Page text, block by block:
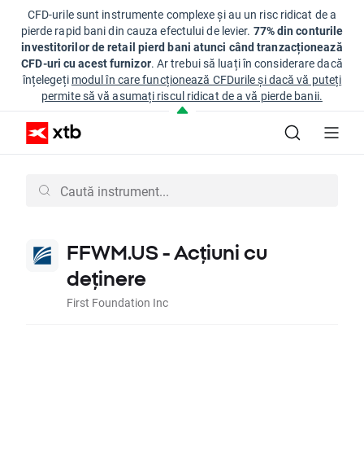
CFD-urile sunt instrumente complexe și au un risc ridicat de a
pierde rapid bani din cauza efectului de levier. 77% din conturile
investitorilor de retail pierd bani atunci când tranzacționează
CFD-uri cu acest furnizor. Ar trebui să luați în considerare dacă
înțelegeți modul în care funcționează CFDurile și dacă vă puteți
permite să vă asumați riscul ridicat de a vă pierde banii.
FFWM.US - Acțiuni cu
deținere
First Foundation Inc